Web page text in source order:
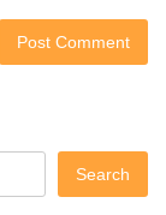
Search